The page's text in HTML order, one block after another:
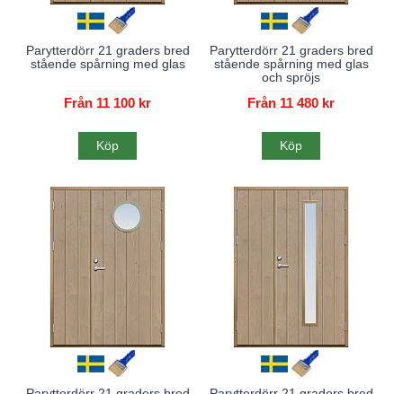
Parytterdörr 21 graders bred
stående spårning med glas
Från 11 100 kr
Köp
Parytterdörr 21 graders bred
stående spårning med glas
och spröjs
Från 11 480 kr
Köp